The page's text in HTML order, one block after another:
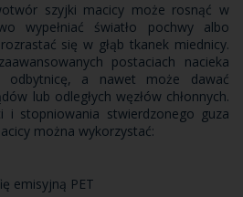
szyjki macicy może rosnąć w
wypełniać światło pochwy albo
się w głąb tkanek miednicy.
postaciach nacieka
odbytnicę, a nawet może dawać
lub odległych węzłów chłonnych.
i stopniowania stwierdzonego guza
można wykorzystać:
emisyjną PET